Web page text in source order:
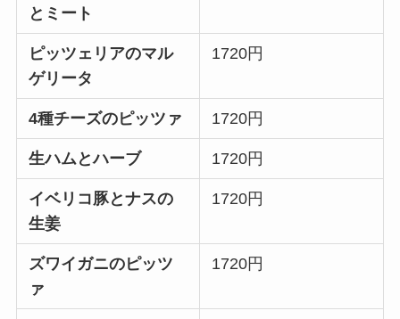
とミート
ピッツェリアのマル
ゲリータ
1720円
4種チーズのピッツァ 1720円
生ハムとハーブ 1720円
イベリコ豚とナスの
生姜
1720円
ズワイガニのピッツ
ァ
1720円